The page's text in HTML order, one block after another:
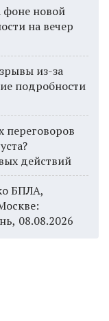
фоне новой
на вечер
из-за
подробности
переговоров
действий
БПЛА,
08.08.2026